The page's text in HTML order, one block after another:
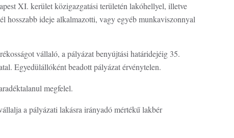
XI. kerület közigazgatási területén lakóhellyel, illetve
hosszabb ideje alkalmazotti, vagy egyéb munkaviszonnyal
vállaló, a pályázat benyújtási határidejéig 35.
Egyedülállóként beadott pályázat érvénytelen.
megfelel.
a pályázati lakásra irányadó mértékű lakbér